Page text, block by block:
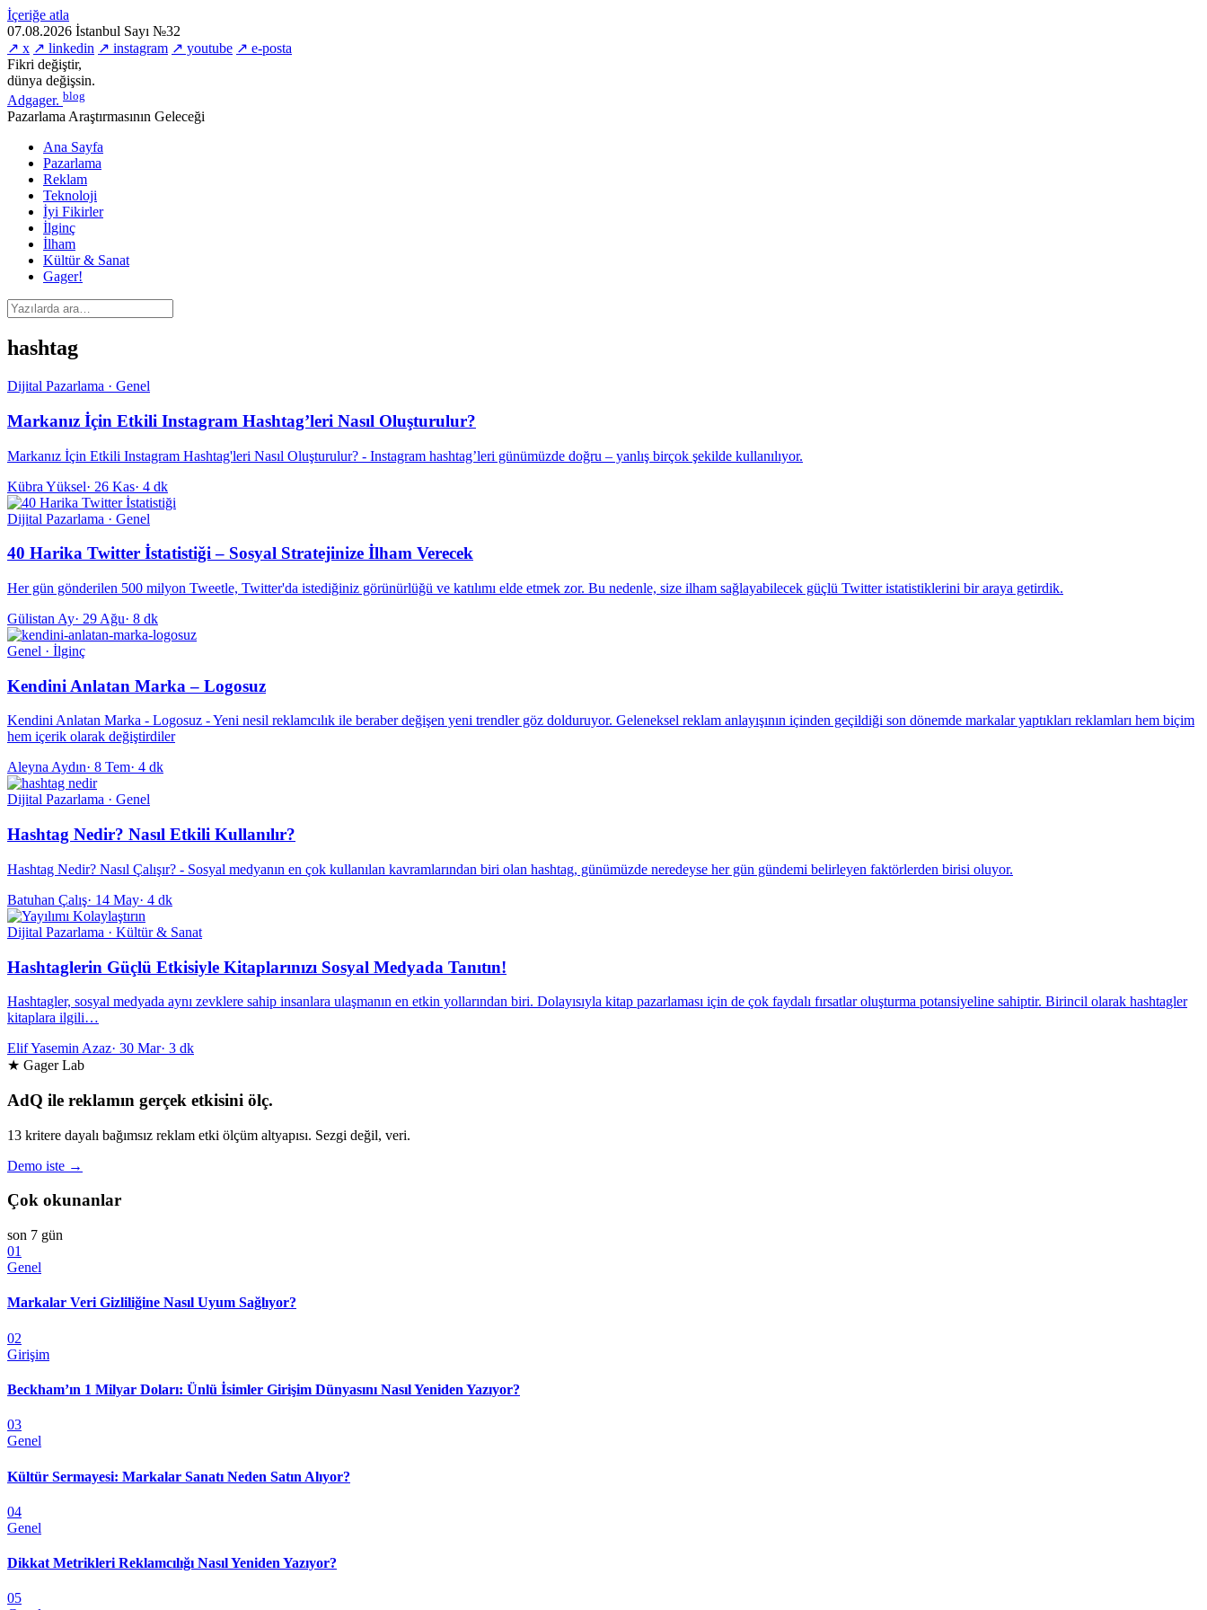
İçeriğe atla
07.08.2026 İstanbul Sayı №32
↗ x ↗ linkedin ↗ instagram ↗ youtube ↗ e-posta
Fikri değiştir,
dünya değişsin.
Adgager. blog
Pazarlama Araştırmasının Geleceği
Ana Sayfa
Pazarlama
Reklam
Teknoloji
İyi Fikirler
İlginç
İlham
Kültür & Sanat
Gager!
hashtag
Dijital Pazarlama · Genel
Markanız İçin Etkili Instagram Hashtag’leri Nasıl Oluşturulur?
Markanız İçin Etkili Instagram Hashtag'leri Nasıl Oluşturulur? - Instagram hashtag’leri günümüzde doğru – yanlış birçok şekilde kullanılıyor.
Kübra Yüksel· 26 Kas· 4 dk
Dijital Pazarlama · Genel
40 Harika Twitter İstatistiği – Sosyal Stratejinize İlham Verecek
Her gün gönderilen 500 milyon Tweetle, Twitter'da istediğiniz görünürlüğü ve katılımı elde etmek zor. Bu nedenle, size ilham sağlayabilecek güçlü Twitter istatistiklerini bir araya getirdik.
Gülistan Ay· 29 Ağu· 8 dk
Genel · İlginç
Kendini Anlatan Marka – Logosuz
Kendini Anlatan Marka - Logosuz - Yeni nesil reklamcılık ile beraber değişen yeni trendler göz dolduruyor. Geleneksel reklam anlayışının içinden geçildiği son dönemde markalar yaptıkları reklamları hem biçim
hem içerik olarak değiştirdiler
Aleyna Aydın· 8 Tem· 4 dk
Dijital Pazarlama · Genel
Hashtag Nedir? Nasıl Etkili Kullanılır?
Hashtag Nedir? Nasıl Çalışır? - Sosyal medyanın en çok kullanılan kavramlarından biri olan hashtag, günümüzde neredeyse her gün gündemi belirleyen faktörlerden birisi oluyor.
Batuhan Çalış· 14 May· 4 dk
Dijital Pazarlama · Kültür & Sanat
Hashtaglerin Güçlü Etkisiyle Kitaplarınızı Sosyal Medyada Tanıtın!
Hashtagler, sosyal medyada aynı zevklere sahip insanlara ulaşmanın en etkin yollarından biri. Dolayısıyla kitap pazarlaması için de çok faydalı fırsatlar oluşturma potansiyeline sahiptir. Birincil olarak hashtagler
kitaplara ilgili…
Elif Yasemin Azaz· 30 Mar· 3 dk
★ Gager Lab
AdQ ile reklamın gerçek etkisini ölç.
13 kritere dayalı bağımsız reklam etki ölçüm altyapısı. Sezgi değil, veri.
Demo iste →
Çok okunanlar
son 7 gün
01
Genel
Markalar Veri Gizliliğine Nasıl Uyum Sağlıyor?
02
Girişim
Beckham’ın 1 Milyar Doları: Ünlü İsimler Girişim Dünyasını Nasıl Yeniden Yazıyor?
03
Genel
Kültür Sermayesi: Markalar Sanatı Neden Satın Alıyor?
04
Genel
Dikkat Metrikleri Reklamcılığı Nasıl Yeniden Yazıyor?
05